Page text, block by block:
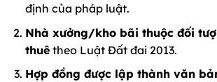
định của pháp luật.
Nhà xưởng/kho bãi thuộc đối
thuêtheo Luật Đất đai 2013.
Hợp đồng được lập thành văn